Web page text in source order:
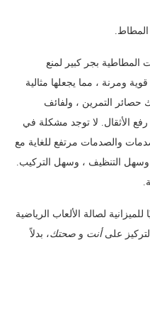
المطاط.
المطاطية بجر كبير لمنع
قوية ومرنة ، مما يجعلها مثالية
حصائر التمرين ، ولفائف
الأثقال. لا توجد مشكلة في
والصدمات مرتفع للغاية مع
وسهل التنظيف ، وسهل التركيب.
لصالة الألعاب الرياضية
علىأنت و صحتك، بدلاً